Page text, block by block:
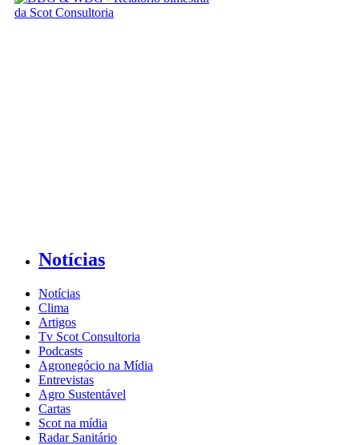
Notícias
Notícias
Clima
Artigos
Tv Scot Consultoria
Podcasts
Agronegócio na Mídia
Entrevistas
Agro Sustentável
Cartas
Scot na mídia
Radar Sanitário